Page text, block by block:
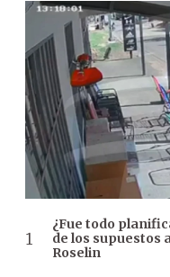
¿Fue todo
de los supuestos
Roselin